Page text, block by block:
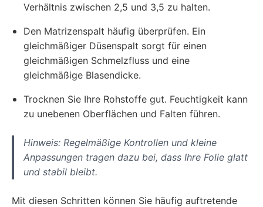
Verhältnis zwischen 2,5 und 3,5 zu halten.
Den Matrizenspalt häufig überprüfen. Ein
gleichmäßiger Düsenspalt sorgt für einen
gleichmäßigen Schmelzfluss und eine
gleichmäßige Blasendicke.
Trocknen Sie Ihre Rohstoffe gut. Feuchtigkeit kann
zu unebenen Oberflächen und Falten führen.
Hinweis: Regelmäßige Kontrollen und kleine
Anpassungen tragen dazu bei, dass Ihre Folie glatt
und stabil bleibt.
Mit diesen Schritten können Sie häufig auftretende